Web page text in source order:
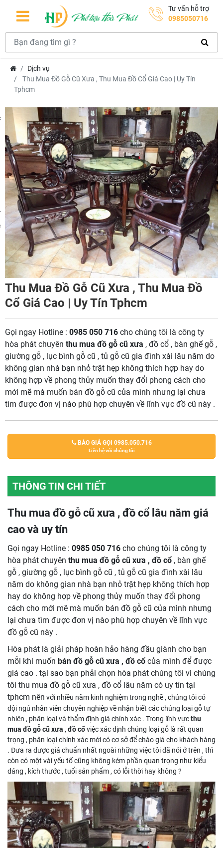
Tư vấn hỗ trợ
0985050716
Dịch vụ
Thu Mua Đồ Gỗ Cũ Xưa , Thu Mua Đồ Cổ Giá Cao | Uy Tín
Tphcm
Thu Mua Đồ Gỗ Cũ Xưa , Thu Mua Đồ
Cổ Giá Cao | Uy Tín Tphcm
Gọi ngay Hotline : 0985 050 716 cho chúng tôi là công ty
hòa phát chuyên thu mua đồ gỗ cũ xưa , đồ cổ , bàn ghế gỗ ,
giường gỗ , lục bình gỗ cũ , tủ gỗ cũ gia đình xài lâu năm do
không gian nhà bạn nhỏ trật hẹp không thích hợp hay do
không hợp về phong thủy muốn thay đổi phong cách cho
mới mẽ mà muốn bán đồ gỗ cũ của mình nhưng lại chưa
tìm được đơn vị nào phù hợp chuyên về lĩnh vực đồ cũ này .
BÁO GIÁ GỌI 0985.050.716
Liên hệ với chúng tôi
THÔNG TIN CHI TIẾT
Thu mua đồ gỗ cũ xưa , đồ cổ lâu năm giá
cao và uy tín
Gọi ngay Hotline : 0985 050 716 cho chúng tôi là công ty
hòa phát chuyên thu mua đồ gỗ cũ xưa , đồ cổ , bàn ghế
gỗ , giường gỗ , lục bình gỗ cũ , tủ gỗ cũ gia đình xài lâu
năm do không gian nhà bạn nhỏ trật hẹp không thích hợp
hay do không hợp về phong thủy muốn thay đổi phong
cách cho mới mẽ mà muốn bán đồ gỗ cũ của mình nhưng
lại chưa tìm được đơn vị nào phù hợp chuyên về lĩnh vực
đồ gỗ cũ này .
Hòa phát là giải pháp hoàn hảo hàng đầu giành cho bạn
mỗi khi muốn bán đồ gỗ cũ xưa , đồ cổ của mình để được
giá cao . tại sao bạn phải chọn hòa phát chúng tôi vì chúng
tôi thu mua đồ gỗ cũ xưa , đồ cổ lâu năm có uy tín tại
tphcm nên với nhiều năm kinh nghiệm trong nghề , chúng tôi có
đội ngủ nhân viên chuyên nghiệp về nhận biết các chủng loại gỗ tự
nhiên , phân loại và thẩm định giá chính xác . Trong lĩnh vựcthu
mua đồ gỗ cũ xưa , đồ cổviệc xác định chủng loại gỗ là rất quan
trọng , phân loại chính xác mới có cơ sở để chào giá cho khách hàng
. Đưa ra được giá chuẩn nhất ngoài những việc tôi đã nói ở trên , thì
còn có một vài yếu tố cũng không kém phần quan trọng như kiểu
dáng , kích thước , tuổi sản phẩm , có lỗi thời hay không ?